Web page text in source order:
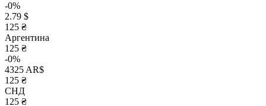
-0%
2.79 $
125 ₴
Аргентина
125 ₴
-0%
4325 AR$
125 ₴
СНД
125 ₴